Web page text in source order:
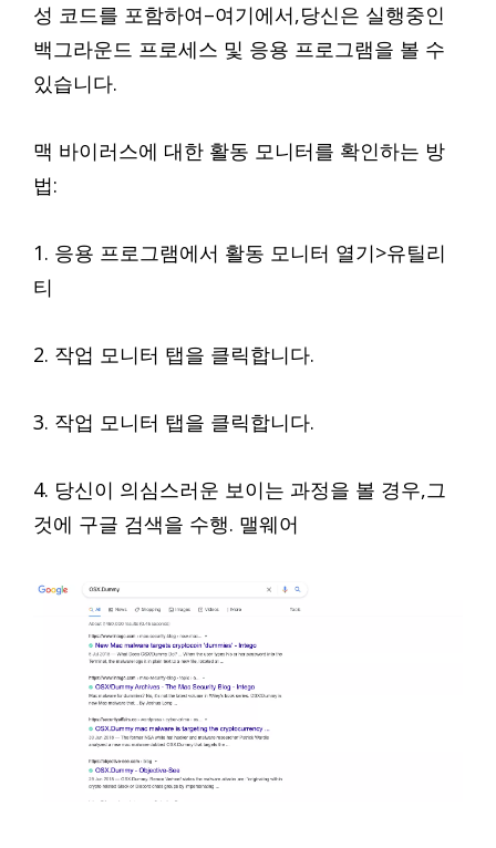
성 코드를 포함하여–여기에서,당신은 실행중인
백그라운드 프로세스 및 응용 프로그램을 볼 수
있습니다.
맥 바이러스에 대한 활동 모니터를 확인하는 방
법:
1. 응용 프로그램에서 활동 모니터 열기>유틸리
티
2. 작업 모니터 탭을 클릭합니다.
3. 작업 모니터 탭을 클릭합니다.
4. 당신이 의심스러운 보이는 과정을 볼 경우,그
것에 구글 검색을 수행. 맬웨어